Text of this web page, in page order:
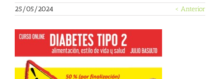
25/05/2024 < Anterior